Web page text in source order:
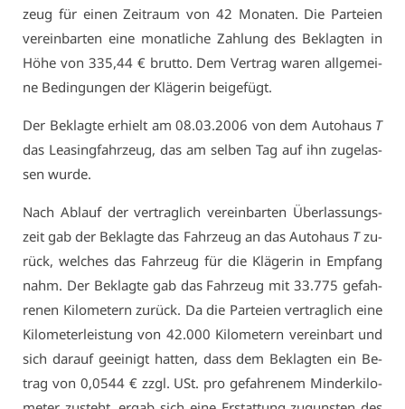
zeug für ei­nen Zeit­raum von 42 Mo­na­ten. Die Par­tei­en
ver­ein­bar­ten ei­ne mo­nat­li­che Zah­lung des Be­klag­ten in
Hö­he von 335,44 € brut­to. Dem Ver­trag wa­ren all­ge­mei­
ne Be­din­gun­gen der Klä­ge­rin bei­ge­fügt.
Der Be­klag­te er­hielt am 08.03.2006 von dem Au­to­haus T
das Lea­sing­fahr­zeug, das am sel­ben Tag auf ihn zu­ge­las­
sen wur­de.
Nach Ab­lauf der ver­trag­lich ver­ein­bar­ten Über­las­sungs­
zeit gab der Be­klag­te das Fahr­zeug an das Au­to­haus Tzu­
rück, wel­ches das Fahr­zeug für die Klä­ge­rin in Emp­fang
nahm. Der Be­klag­te gab das Fahr­zeug mit 33.775 ge­fah­
re­nen Ki­lo­me­tern zu­rück. Da die Par­tei­en ver­trag­lich ei­ne
Ki­lo­me­ter­leis­tung von 42.000 Ki­lo­me­tern ver­ein­bart und
sich dar­auf ge­ei­nigt hat­ten, dass dem Be­klag­ten ein Be­
trag von 0,0544 € zzgl. USt. pro ge­fah­re­nem Min­der­ki­lo­